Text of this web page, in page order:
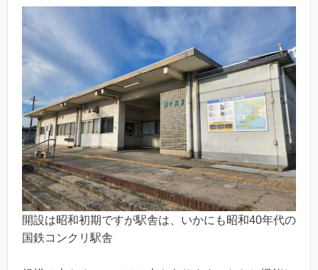
開設は昭和初期ですが駅舎は、いかにも昭和40年代の
国鉄コンクリ駅舎